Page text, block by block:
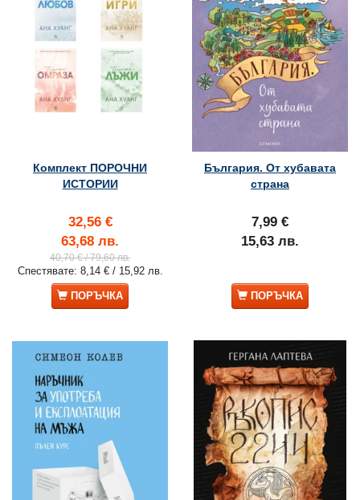
Комплект ПОРОЧНИ
ИСТОРИИ
32,56 €
63,68 лв.
40,70 €/ 79,60 лв.
Спестявате: 8,14 € / 15,92 лв.
ПОРЪЧКА
България. От хубавата
страна
7,99 €
15,63 лв.
ПОРЪЧКА